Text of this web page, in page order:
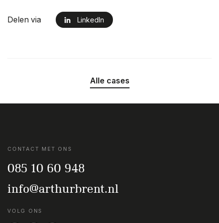
Delen via LinkedIn
Alle cases
CONTACT MET ONS
085 10 60 948
info@arthurbrent.nl
VOLG ONS